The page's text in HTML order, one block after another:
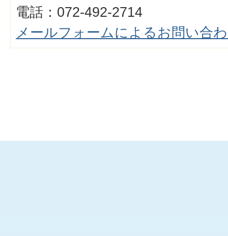
電話：072-492-2714
メールフォームによるお問い合